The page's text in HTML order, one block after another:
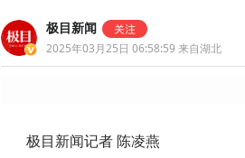
极目新闻
2025年03月25日 06:58:59 来自湖北
极目新闻记者 陈凌燕